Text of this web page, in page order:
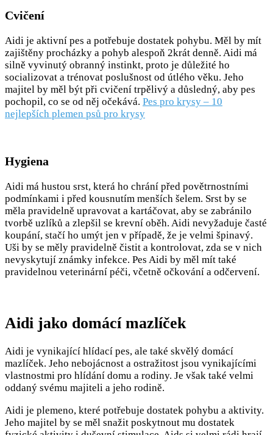
Cvičení
Aidi je aktivní pes a potřebuje dostatek pohybu. Měl by mít
zajištěny procházky a pohyb alespoň 2krát denně. Aidi má
silně vyvinutý obranný instinkt, proto je důležité ho
socializovat a trénovat poslušnost od útlého věku. Jeho
majitel by měl být při cvičení trpělivý a důsledný, aby pes
pochopil, co se od něj očekává. Pes pro krysy – 10
nejlepších plemen psů pro krysy
Hygiena
Aidi má hustou srst, která ho chrání před povětrnostními
podmínkami i před kousnutím menších šelem. Srst by se
měla pravidelně upravovat a kartáčovat, aby se zabránilo
tvorbě uzlíků a zlepšil se krevní oběh. Aidi nevyžaduje časté
koupání, stačí ho umýt jen v případě, že je velmi špinavý.
Uši by se měly pravidelně čistit a kontrolovat, zda se v nich
nevyskytují známky infekce. Pes Aidi by měl mít také
pravidelnou veterinární péči, včetně očkování a odčervení.
Aidi jako domácí mazlíček
Aidi je vynikající hlídací pes, ale také skvělý domácí
mazlíček. Jeho nebojácnost a ostražitost jsou vynikajícími
vlastnostmi pro hlídání domu a rodiny. Je však také velmi
oddaný svému majiteli a jeho rodině.
Aidi je plemeno, které potřebuje dostatek pohybu a aktivity.
Jeho majitel by se měl snažit poskytnout mu dostatek